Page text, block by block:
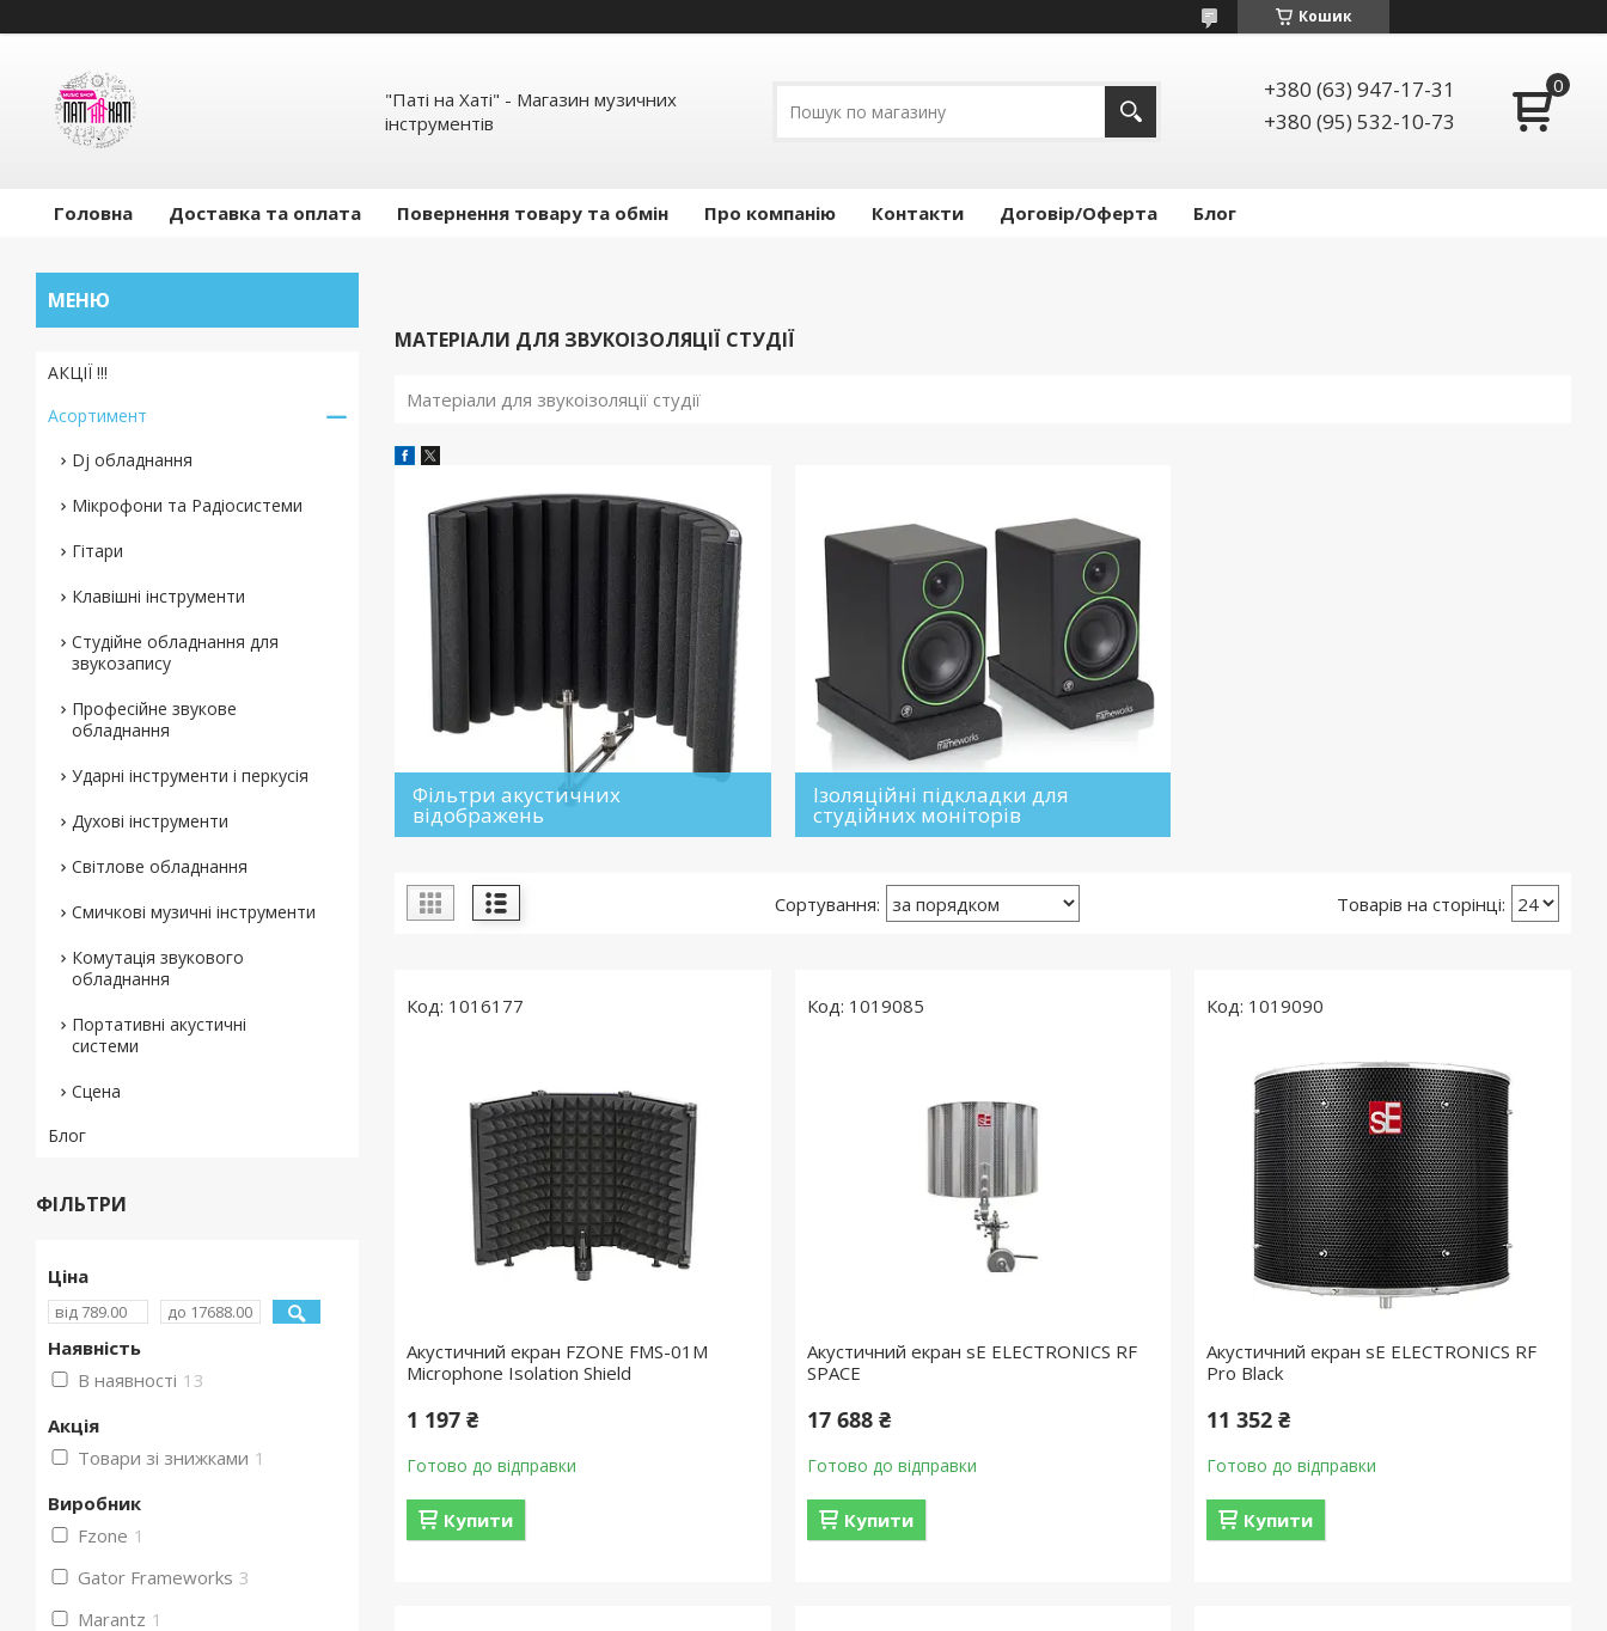
Кошик
"Паті на Хаті" - Магазин музичних
інструментів
+380 (63) 947-17-31
+380 (95) 532-10-73
Головна Доставка та оплата Повернення товару та обмін Про компанію Контакти Договір/Оферта Блог
МАТЕРІАЛИ ДЛЯ ЗВУКОІЗОЛЯЦІЇ СТУДІЇ
Матеріали для звукоізоляції студії
Фільтри акустичних
відображень
Ізоляційні підкладки для
студійних моніторів
1016177
Акустичний екран FZONE FMS-01M
Microphone Isolation Shield
1 197 ₴
Готово до відправки
Купити
1019085
Акустичний екран sE ELECTRONICS RF
SPACE
17 688 ₴
Готово до відправки
Купити
1019090
Акустичний екран sE ELECTRONICS RF
Pro Black
11 352 ₴
Готово до відправки
Купити
АКЦІЇ !!!
Асортимент
Dj обладнання
Мікрофони та Радіосистеми
Гітари
Клавішні інструменти
Студійне обладнання для
звукозапису
Професійне звукове
обладнання
Ударні інструменти і перкусія
Духові інструменти
Світлове обладнання
Смичкові музичні інструменти
Комутація звукового
обладнання
Портативні акустичні
системи
Сцена
Блог
ФІЛЬТРИ
Ціна
Наявність
В наявності 13
Акція
Товари зі знижками 1
Виробник
Fzone 1
Gator Frameworks 3
Marantz 1